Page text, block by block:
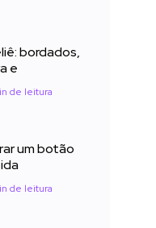
bordados,
e
de leitura
um botão
de leitura